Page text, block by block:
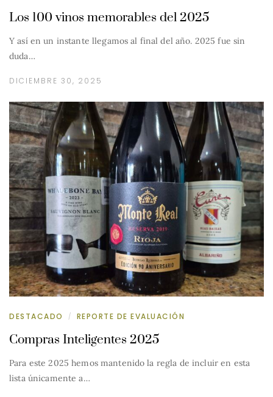
Los 100 vinos memorables del 2025
Y así en un instante llegamos al final del año. 2025 fue sin
duda…
DICIEMBRE 30, 2025
DESTACADO / REPORTE DE EVALUACIÓN
Compras Inteligentes 2025
Para este 2025 hemos mantenido la regla de incluir en esta
lista únicamente a…